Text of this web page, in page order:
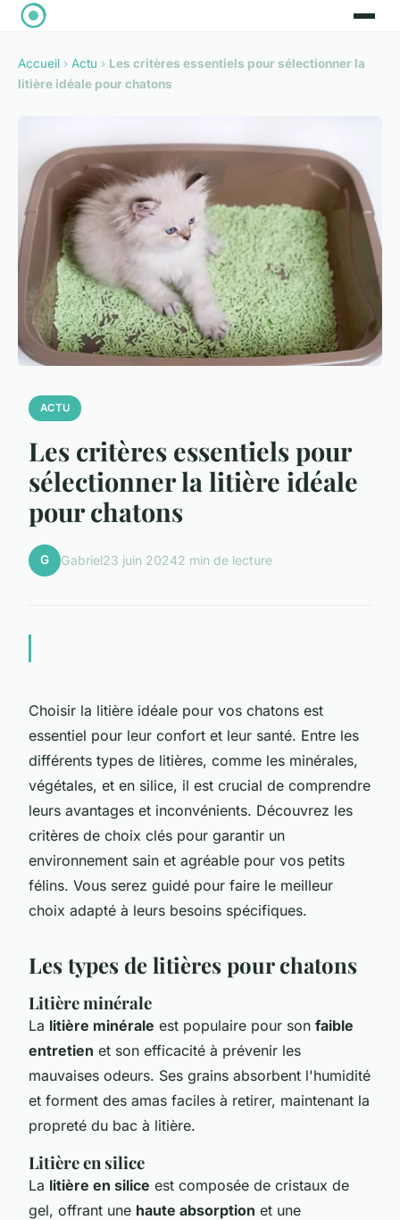
Accueil › Actu › Les critères essentiels pour sélectionner la
litière idéale pour chatons
ACTU
Les critères essentiels pour
sélectionner la litière idéale
pour chatons
G Gabriel23 juin 20242 min de lecture
Choisir la litière idéale pour vos chatons est
essentiel pour leur confort et leur santé. Entre les
différents types de litières, comme les minérales,
végétales, et en silice, il est crucial de comprendre
leurs avantages et inconvénients. Découvrez les
critères de choix clés pour garantir un
environnement sain et agréable pour vos petits
félins. Vous serez guidé pour faire le meilleur
choix adapté à leurs besoins spécifiques.
Les types de litières pour chatons
Litière minérale
La litière minérale est populaire pour son faible
entretien et son efficacité à prévenir les
mauvaises odeurs. Ses grains absorbent l'humidité
et forment des amas faciles à retirer, maintenant la
propreté du bac à litière.
Litière en silice
La litière en silice est composée de cristaux de
gel, offrant une haute absorption et une